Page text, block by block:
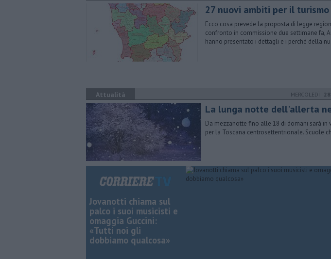
27 nuovi ambiti per il turismo
Ecco cosa prevede la proposta di legge
confronto in commissione due settimane fa,
hanno presentato i dettagli e i perché della
Attualità MERCOLEDÌ
La lunga notte dell'allerta
Da mezzanotte fino alle 18 di domani sarà in
per la Toscana centrosettentrionale. Scuole
Jovanotti chiama sul
palco i suoi musicisti e
omaggia Guccini:
«Tutti noi gli
dobbiamo qualcosa»